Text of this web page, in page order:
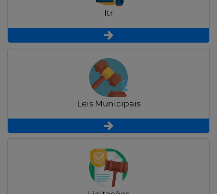
Itr
Leis Municipais